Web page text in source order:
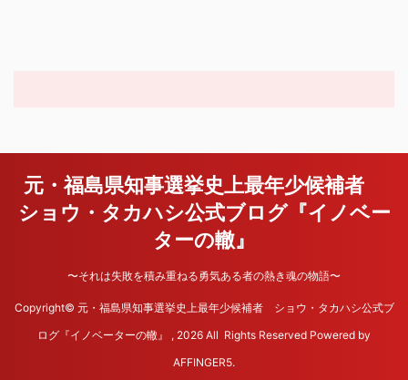
元・福島県知事選挙史上最年少候補者
ショウ・タカハシ公式ブログ『イノベー
ターの轍』
〜それは失敗を積み重ねる勇気ある者の熱き魂の物語〜
Copyright© 元・福島県知事選挙史上最年少候補者 ショウ・タカハシ公式ブ
ログ『イノベーターの轍』 , 2026 All Rights Reserved Powered by
AFFINGER5.